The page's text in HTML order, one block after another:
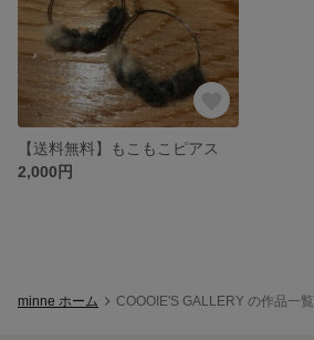
【送料無料】もこもこピアス
2,000円
minne ホーム COOOIE'S GALLERY の作品一覧